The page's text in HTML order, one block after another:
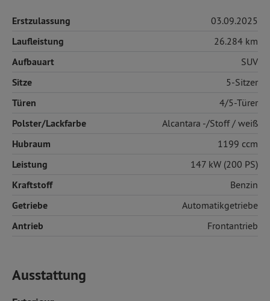
Erstzulassung 03.09.2025
Laufleistung 26.284 km
Aufbauart SUV
Sitze 5-Sitzer
Türen 4/5-Türer
Polster/Lackfarbe Alcantara -/Stoff / weiß
Hubraum 1199 ccm
Leistung 147 kW (200 PS)
Kraftstoff Benzin
Getriebe Automatikgetriebe
Antrieb Frontantrieb
Ausstattung